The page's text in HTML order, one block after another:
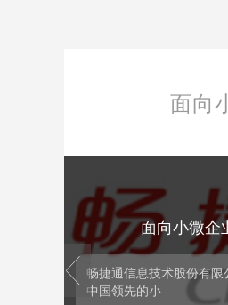
面向
面向大型
面向大型
用友BIP商业创新平台，
原生、元数
prev